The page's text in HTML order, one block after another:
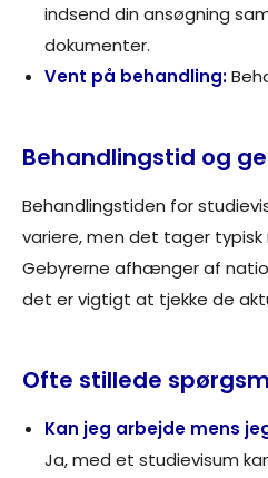
indsend din ansøgning
dokumenter.
Vent på behandling:
Behandlingstid og
Behandlingstiden for
variere, men det tager typisk
Gebyrerne afhænger af
det er vigtigt at tjekke de
Ofte stillede
Kan jeg arbejde mens
Ja, med et studievisum